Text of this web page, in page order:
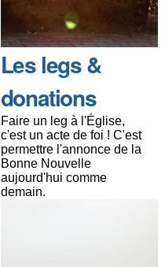
Les legs &
donations
Faire un leg à l'Église,
c'est un acte de foi ! C'est
permettre l'annonce de la
Bonne Nouvelle
aujourd'hui comme
demain.